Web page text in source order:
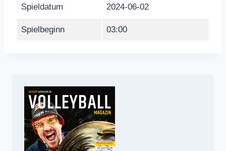
Spieldatum 2024-06-02
Spielbeginn 03:00